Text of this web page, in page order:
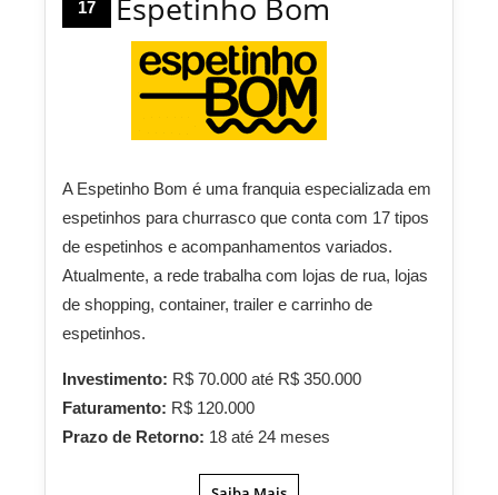
17 Espetinho Bom
A Espetinho Bom é uma franquia especializada em
espetinhos para churrasco que conta com 17 tipos
de espetinhos e acompanhamentos variados.
Atualmente, a rede trabalha com lojas de rua, lojas
de shopping, container, trailer e carrinho de
espetinhos.
Investimento: R$ 70.000 até R$ 350.000
Faturamento: R$ 120.000
Prazo de Retorno: 18 até 24 meses